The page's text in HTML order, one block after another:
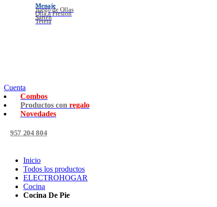
Menaje
Juego de Ollas
Olla a Presion
Sartén
Tetera
Cuenta
Combos
Productos con regalo
Novedades
957 204 804
Inicio
Todos los productos
ELECTROHOGAR
Cocina
Cocina De Pie